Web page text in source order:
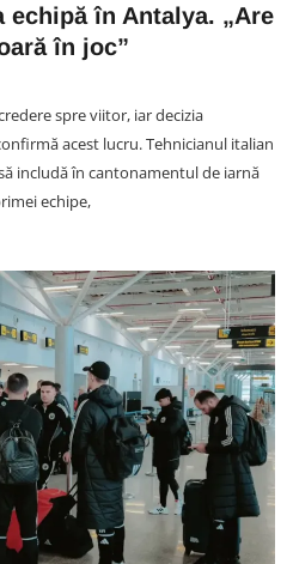
în Antalya. „Are
în joc”
spre viitor, iar decizia
acest lucru. Tehnicianul italian
includă în cantonamentul de iarnă
echipe,